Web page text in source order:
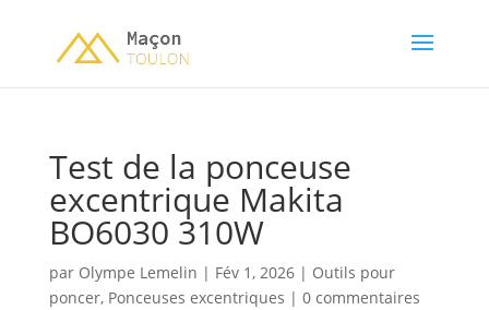
Test de la ponceuse
excentrique Makita
BO6030 310W
par Olympe Lemelin | Fév 1, 2026| Outils pour
poncer, Ponceuses excentriques | 0 commentaires